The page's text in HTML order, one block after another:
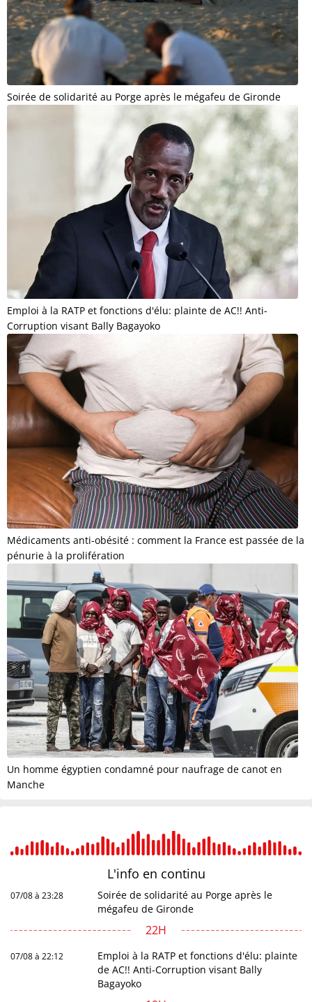
Soirée de solidarité au Porge après le mégafeu de Gironde
Emploi à la RATP et fonctions d'élu: plainte de AC!! Anti-
Corruption visant Bally Bagayoko
Médicaments anti-obésité : comment la France est passée de la
pénurie à la prolifération
Un homme égyptien condamné pour naufrage de canot en
Manche
L'info en continu
07/08 à 23:28
Soirée de solidarité au Porge après le
mégafeu de Gironde
22H
07/08 à 22:12
Emploi à la RATP et fonctions d'élu: plainte
de AC!! Anti-Corruption visant Bally
Bagayoko